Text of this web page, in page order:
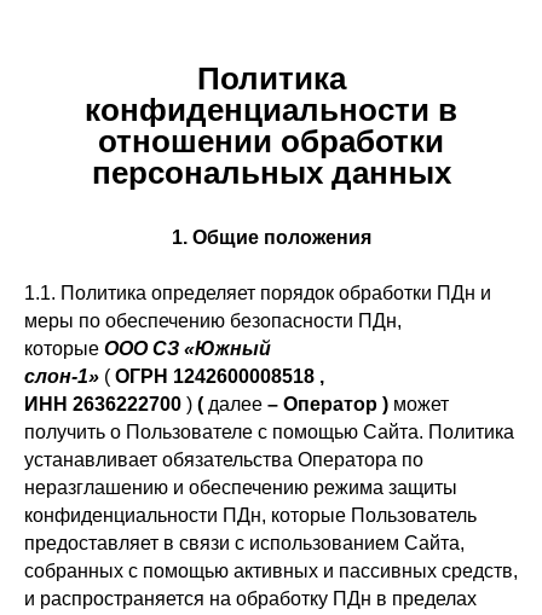
Политика
конфиденциальности в
отношении обработки
персональных данных
1. Общие положения
1.1. Политика определяет порядок обработки ПДн и
меры по обеспечению безопасности ПДн,
которые ООО СЗ «Южный
слон-1» ( ОГРН 1242600008518 ,
ИНН 2636222700 ) ( далее – Оператор ) может
получить о Пользователе с помощью Сайта. Политика
устанавливает обязательства Оператора по
неразглашению и обеспечению режима защиты
конфиденциальности ПДн, которые Пользователь
предоставляет в связи с использованием Сайта,
собранных с помощью активных и пассивных средств,
и распространяется на обработку ПДн в пределах